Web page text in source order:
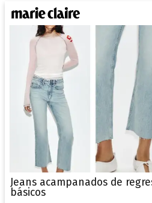
Jeans acampanados de
básicos